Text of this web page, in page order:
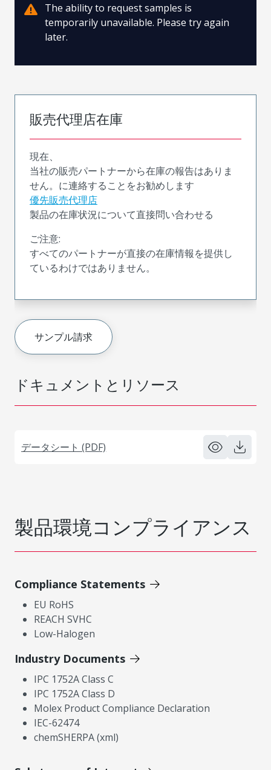
ドキュメントとリソース
データシート (PDF)
The ability to request samples is
temporarily unavailable. Please try again
later.
販売代理店在庫
現在、
当社の販売パートナーから在庫の報告はありま
せん。に連絡することをお勧めします
優先販売代理店
製品の在庫状況について直接問い合わせる
ご注意:
すべてのパートナーが直接の在庫情報を提供し
ているわけではありません。
サンプル請求
製品環境コンプライアンス
Compliance Statements
EU RoHS
REACH SVHC
Low-Halogen
Industry Documents
IPC 1752A Class C
IPC 1752A Class D
Molex Product Compliance Declaration
IEC-62474
chemSHERPA (xml)